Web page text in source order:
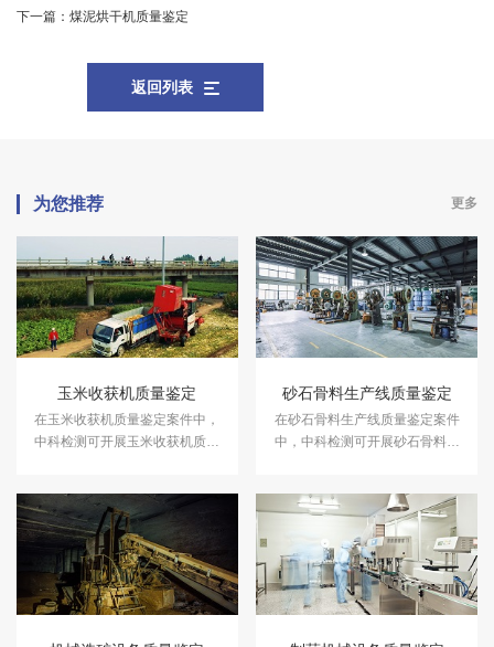
下一篇： 煤泥烘干机质量鉴定
返回列表
为您推荐 更多
玉米收获机质量鉴定
在玉米收获机质量鉴定案件中，
中科检测可开展玉米收获机质量
砂石骨料生产线质量鉴定
在砂石骨料生产线质量鉴定案件
中，中科检测可开展砂石骨料生